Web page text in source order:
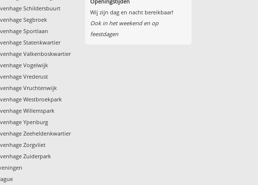
Schildersbuurt
Segbroek
Sportlaan
Statenkwartier
Valkenboskwartier
Vogelwijk
Vrederust
Vruchtenwijk
Westbroekpark
Willemspark
Ypenburg
Zeeheldenkwartier
Zorgvliet
Zuiderpark
Wij zijn dag en nacht bereikbaar!
Ook in het weekend en op
feestdagen